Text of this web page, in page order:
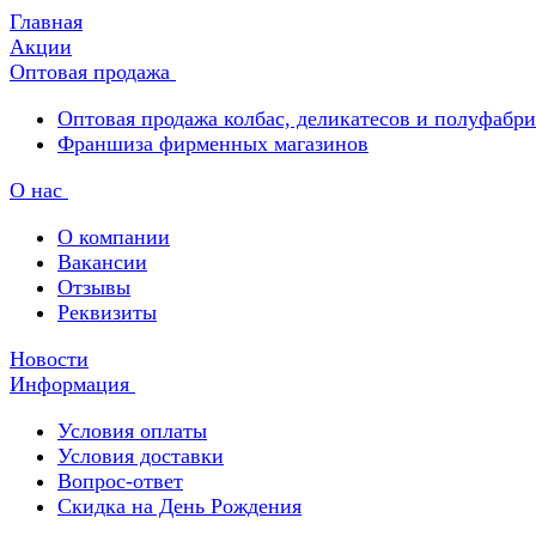
Главная
Акции
Оптовая продажа
Оптовая продажа колбас, деликатесов и
Франшиза фирменных магазинов
О нас
О компании
Вакансии
Отзывы
Реквизиты
Новости
Информация
Условия оплаты
Условия доставки
Вопрос-ответ
Скидка на День Рождения